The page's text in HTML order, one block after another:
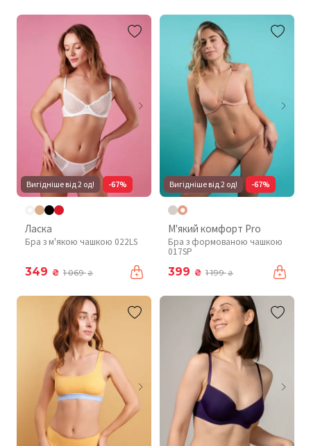
Вигідніше від 2 од! -67%
Ласка
Бра з м'якою чашкою 022LS
349 ₴ 1 069₴
Вигідніше від 2 од! -67%
М'який комфорт Pro
Бра з формованою чашкою
017SP
399 ₴ 1 199₴